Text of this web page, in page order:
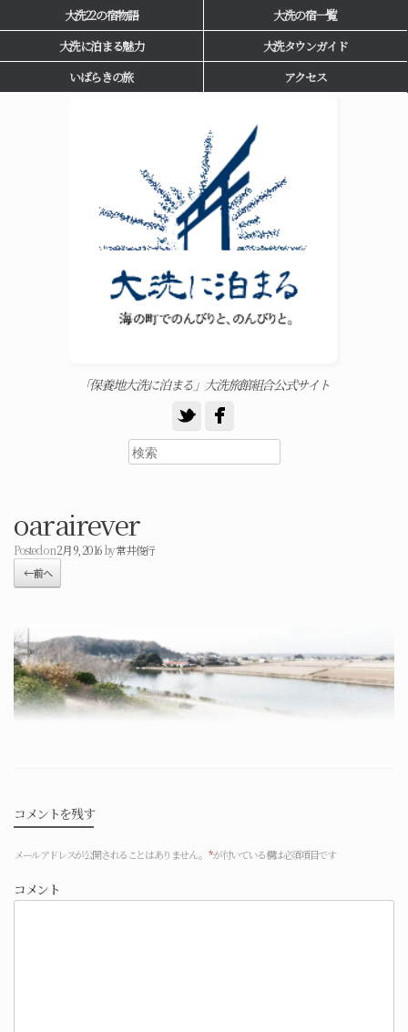
大洗22の宿物語
大洗の宿一覧
大洗に泊まる魅力
大洗タウンガイド
いばらきの旅
アクセス
「保養地大洗に泊まる」大洗旅館組合公式サイト
oarairever
Posted on2月 9, 2016by常井俊行
← 前へ
コメントを残す
メールアドレスが公開されることはありません。 *が付いている欄は必須項目です
コメント